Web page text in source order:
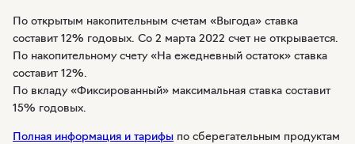
По открытым накопительным счетам «Выгода» ставка
составит 12% годовых. Со 2 марта 2022 счет не открывается.
По накопительному счету «На ежедневный остаток» ставка
составит 12%.
По вкладу «Фиксированный» максимальная ставка составит
15% годовых.
Полная информация и тарифы по сберегательным продуктам